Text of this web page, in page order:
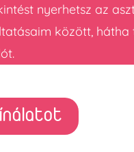
nyerhetsz az
között, hátha